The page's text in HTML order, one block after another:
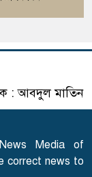
ফল প্রকাশের
নিয়ে
: আবদুল মাতিন
Media of
correct news to